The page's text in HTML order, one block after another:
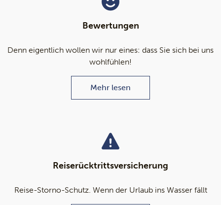
Bewertungen
Denn eigentlich wollen wir nur eines: dass Sie sich bei uns
wohlfühlen!
Mehr lesen
Reiserücktrittsversicherung
Reise-Storno-Schutz. Wenn der Urlaub ins Wasser fällt